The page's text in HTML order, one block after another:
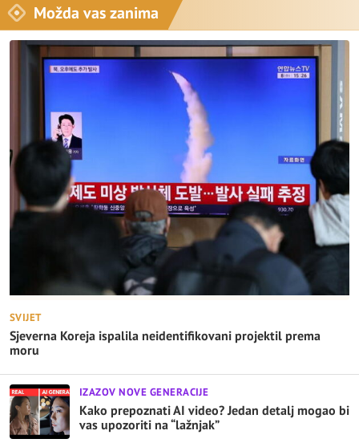
Možda vas zanima
SVIJET
Sjeverna Koreja ispalila neidentifikovani projektil prema
moru
IZAZOV NOVE GENERACIJE
Kako prepoznati AI video? Jedan detalj mogao bi
vas upozoriti na “lažnjak”